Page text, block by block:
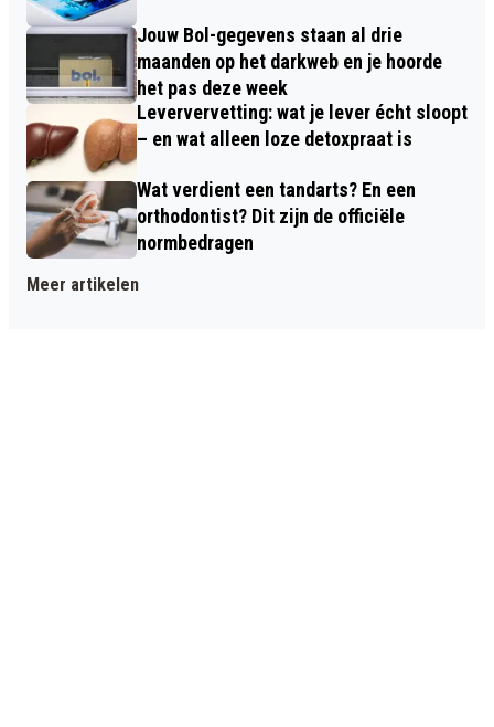
Jouw Bol-gegevens staan al drie
maanden op het darkweb en je hoorde
het pas deze week
Leververvetting: wat je lever écht sloopt
– en wat alleen loze detoxpraat is
Wat verdient een tandarts? En een
orthodontist? Dit zijn de officiële
normbedragen
Meer artikelen